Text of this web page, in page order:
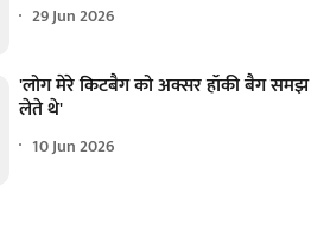
29 Jun 2026
'लोग मेरे किटबैग को अक्सर हॉकी बैग समझ
लेते थे'
10 Jun 2026